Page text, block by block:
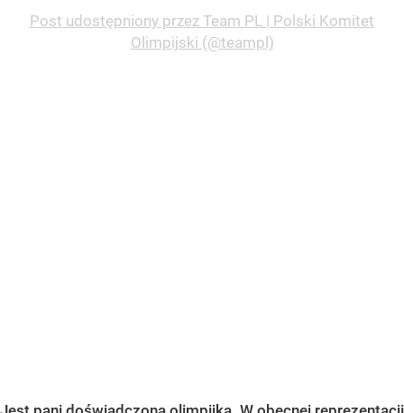
Post udostępniony przez Team PL | Polski Komitet
Olimpijski (@teampl)